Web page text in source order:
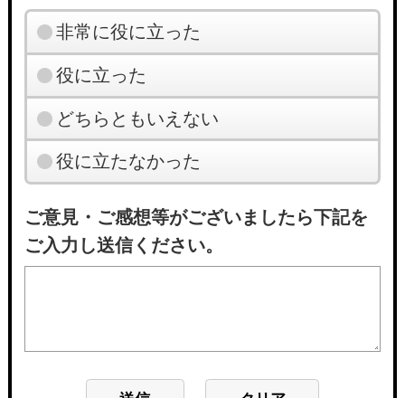
非常に役に立った
役に立った
どちらともいえない
役に立たなかった
ご意見・ご感想等がございましたら下記を
ご入力し送信ください。